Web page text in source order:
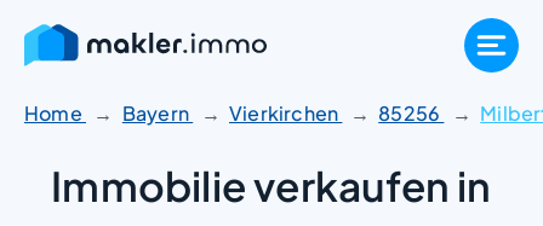
Zum
Inhalt
springen
Home Bayern Vierkirchen 85256
Immobilie verkaufen in